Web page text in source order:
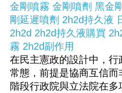
金剛噴霧 金剛噴劑 黑金
剛延遲噴劑 2h2d持久液
2h2d 2h2d持久液購買
霧 2h2d副作用
在民主憲政的設計中，
常態，前提是協商互信
階段行政院與立法院在多